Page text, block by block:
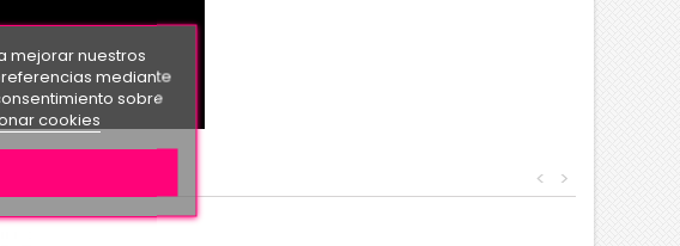
>
<
mejorar nuestros
mediante
sobre
cookies